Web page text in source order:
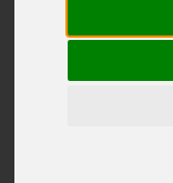
Barcelona -
Illes-balears -
Illes-balears -